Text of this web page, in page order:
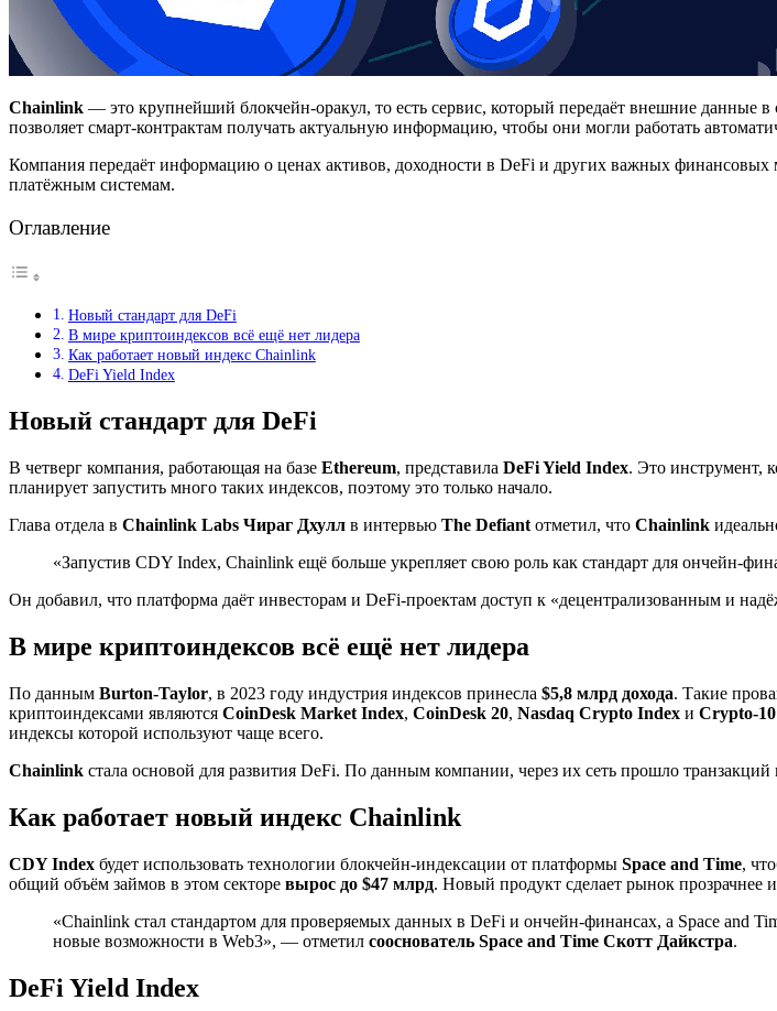
Chainlink — это крупнейший блокчейн-оракул, то есть сервис, который передаёт внешние
позволяет смарт-контрактам получать актуальную информацию, чтобы они могли работать
Компания передаёт информацию о ценах активов, доходности в DeFi и других важных
платёжным системам.
Оглавление
Новый стандарт для DeFi
В мире криптоиндексов всё ещё нет лидера
Как работает новый индекс Chainlink
DeFi Yield Index
Новый стандарт для DeFi
В четверг компания, работающая на базе Ethereum, представила DeFi Yield Index. Это инструмент,
планирует запустить много таких индексов, поэтому это только начало.
Глава отдела в Chainlink Labs Чираг Дхулл в интервью The Defiant отметил, что Chainlink
«Запустив CDY Index, Chainlink ещё больше укрепляет свою роль как стандарт для ончейн-
Он добавил, что платформа даёт инвесторам и DeFi-проектам доступ к «децентрализованным и
В мире криптоиндексов всё ещё нет лидера
По данным Burton-Taylor, в 2023 году индустрия индексов принесла $5,8 млрд дохода. Такие
криптоиндексами являются CoinDesk Market Index, CoinDesk 20, Nasdaq Crypto Index и Crypto-10
индексы которой используют чаще всего.
Chainlink стала основой для развития DeFi. По данным компании, через их сеть прошло
Как работает новый индекс Chainlink
CDY Index будет использовать технологии блокчейн-индексации от платформы Space and Time,
общий объём займов в этом секторе вырос до $47 млрд. Новый продукт сделает рынок прозрачнее
«Chainlink стал стандартом для проверяемых данных в DeFi и ончейн-финансах, а Space and
новые возможности в Web3», — отметил сооснователь Space and Time Скотт Дайкстра.
DeFi Yield Index